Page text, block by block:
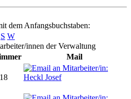
dem Anfangsbuchstaben:
S W
innen der Verwaltung
Mail